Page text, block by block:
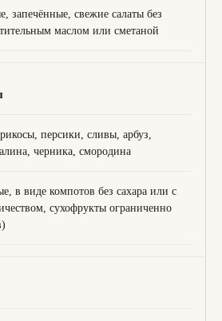
запечённые, свежие салаты без
маслом или сметаной
персики, сливы, арбуз,
черника, смородина
в виде компотов без сахара или с
сухофрукты ограниченно